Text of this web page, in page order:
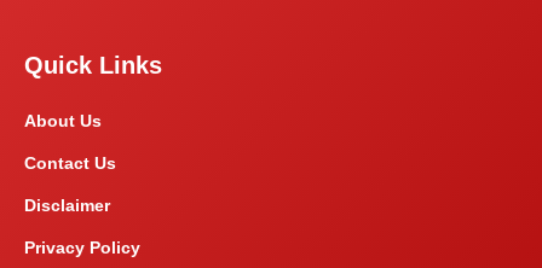
Quick Links
About Us
Contact Us
Disclaimer
Privacy Policy